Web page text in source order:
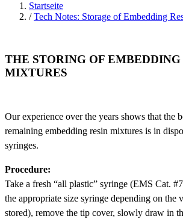
Startseite
/ Tech Notes: Storage of Embedding
THE STORING OF EMBEDDING
MIXTURES
Our experience over the years shows that the
remaining embedding resin mixtures is in
syringes.
Procedure:
Take a fresh “all plastic” syringe (EMS Cat.
the appropriate size syringe depending on the
stored), remove the tip cover, slowly draw in